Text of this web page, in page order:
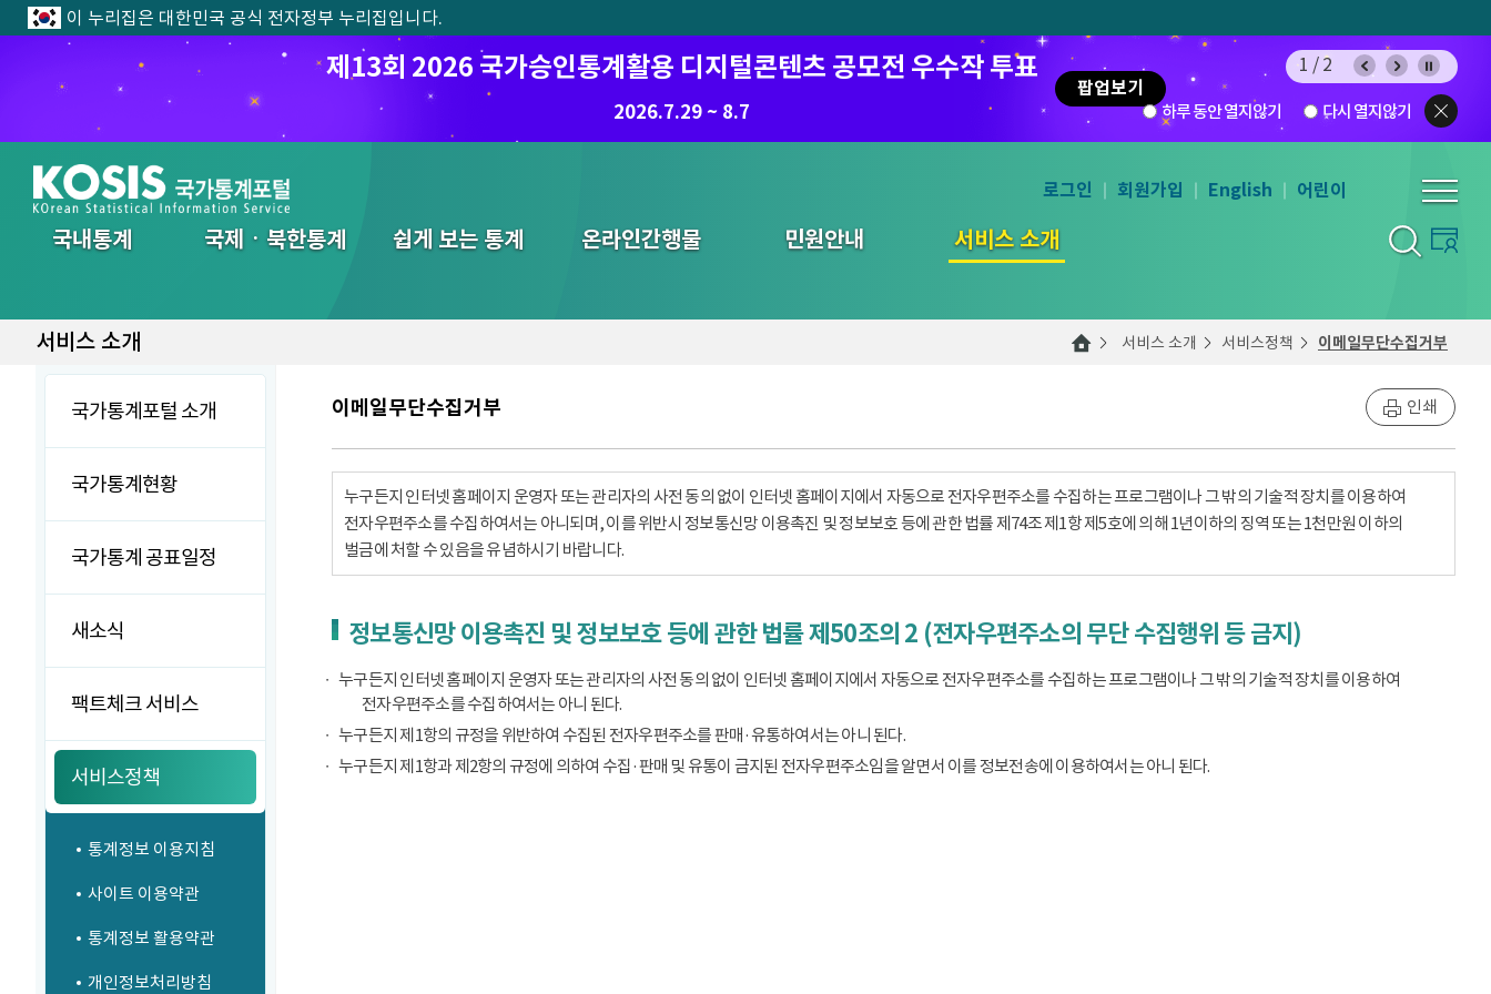
이 누리집은 대한민국 공식 전자정부 누리집입니다.
제13회 2026 국가승인통계활용 디지털콘텐츠 공모전 우수작 투표
2026.7.29 ~ 8.7
팝업보기
8.7.(금) ~ 8.21.(금)
1/2
하루 동안 열지않기 다시 열지않기
국내통계 국제ㆍ북한통계 쉽게 보는 통계 온라인간행물 민원안내 서비스 소개
통합검색
로그인 회원가입 English 어린이
서비스 소개 서비스 소개 서비스정책 이메일무단수집거부
국가통계포털 소개
국가통계현황
국가통계 공표일정
새소식
팩트체크 서비스
서비스정책
통계정보 이용지침
사이트 이용약관
통계정보 활용약관
개인정보처리방침
이메일무단수집거부 인쇄
누구든지 인터넷 홈페이지 운영자 또는 관리자의 사전 동의 없이 인터넷 홈페이지에서 자동으로 전자우편주소를 수집하는 프로그램이나 그 밖의 기술적 장치를 이용하여
전자우편주소를 수집하여서는 아니되며, 이를 위반시 정보통신망 이용촉진 및 정보보호 등에 관한 법률 제74조 제1항 제5호에 의해 1년이하의 징역 또는 1천만원 이하의
벌금에 처할 수 있음을 유념하시기 바랍니다.
정보통신망 이용촉진 및 정보보호 등에 관한 법률 제50조의 2 (전자우편주소의 무단 수집행위 등 금지)
누구든지 인터넷 홈페이지 운영자 또는 관리자의 사전 동의 없이 인터넷 홈페이지에서 자동으로 전자우편주소를 수집하는 프로그램이나 그 밖의 기술적 장치를 이용하여
전자우편주소를 수집하여서는 아니 된다.
누구든지 제1항의 규정을 위반하여 수집된 전자우편주소를 판매·유통하여서는 아니 된다.
누구든지 제1항과 제2항의 규정에 의하여 수집·판매 및 유통이 금지된 전자우편주소임을 알면서 이를 정보전송에 이용하여서는 아니 된다.